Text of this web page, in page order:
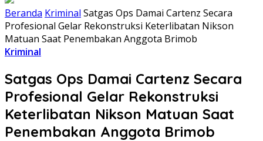
Beranda Kriminal Satgas Ops Damai Cartenz Secara
Profesional Gelar Rekonstruksi Keterlibatan Nikson
Matuan Saat Penembakan Anggota Brimob
Kriminal
Satgas Ops Damai Cartenz Secara
Profesional Gelar Rekonstruksi
Keterlibatan Nikson Matuan Saat
Penembakan Anggota Brimob